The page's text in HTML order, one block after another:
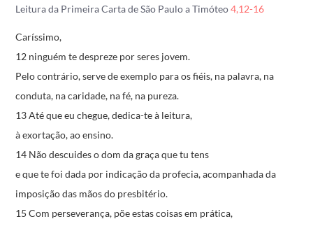
Leitura da Primeira Carta de São Paulo a Timóteo4,12-16
Caríssimo,
12 ninguém te despreze por seres jovem.
Pelo contrário, serve de exemplo para os fiéis, na palavra, na
conduta, na caridade, na fé, na pureza.
13 Até que eu chegue, dedica-te à leitura,
à exortação, ao ensino.
14 Não descuides o dom da graça que tu tens
e que te foi dada por indicação da profecia, acompanhada da
imposição das mãos do presbitério.
15 Com perseverança, põe estas coisas em prática,